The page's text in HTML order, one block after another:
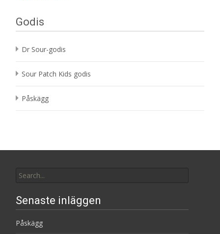
Godis
Dr Sour-godis
Sour Patch Kids godis
Påskägg
for:
Senaste inläggen
Påskägg